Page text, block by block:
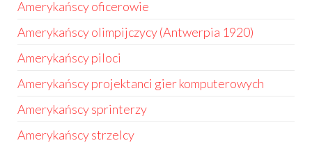
Amerykańscy oficerowie
Amerykańscy olimpijczycy (Antwerpia 1920)
Amerykańscy piloci
Amerykańscy projektanci gier komputerowych
Amerykańscy sprinterzy
Amerykańscy strzelcy